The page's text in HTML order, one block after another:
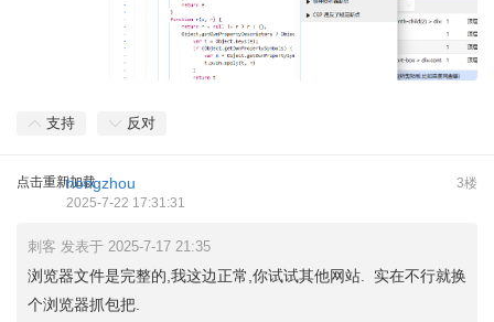
支持 反对
点击重新加载 3楼
hongzhou
2025-7-22 17:31:31
刺客 发表于 2025-7-17 21:35
浏览器文件是完整的,我这边正常,你试试其他网站. 实在不行就换
个浏览器抓包把.